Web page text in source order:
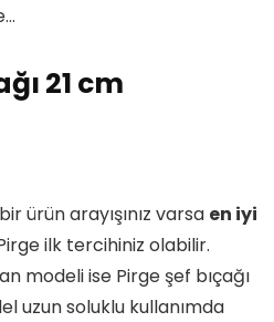
21 cm
ürün arayışınız varsa en iyi
ilk tercihiniz olabilir.
modeli ise Pirge şef bıçağı
uzun soluklu kullanımda